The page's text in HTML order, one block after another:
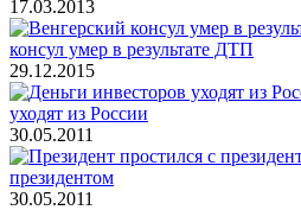
17.03.2013
консул умер в результате ДТП
29.12.2015
уходят из России
30.05.2011
президентом
30.05.2011